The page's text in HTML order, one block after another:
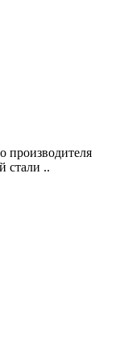
производителя
стали ..